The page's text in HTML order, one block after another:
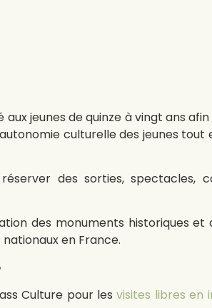
aux jeunes de quinze à vingt ans
culturelle des jeunes
des sorties, spectacles,
des monuments historiques et
en France.
Culture pour lesvisites libres en